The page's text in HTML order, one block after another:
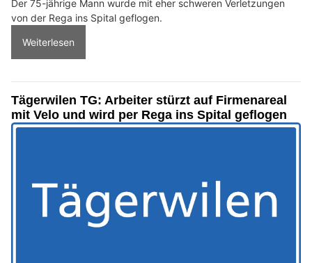
Der 75-jährige Mann wurde mit eher schweren Verletzungen
von der Rega ins Spital geflogen.
Weiterlesen
Tägerwilen TG: Arbeiter stürzt auf Firmenareal
mit Velo und wird per Rega ins Spital geflogen